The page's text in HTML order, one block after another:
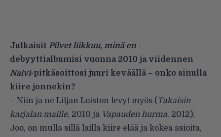
Julkaisit Pilvet liikkuu, minä en -
debyyttialbumisi vuonna 2010 ja viidennen
Naivi-pitkäsoittosi juuri keväällä – onko sinulla
kiire jonnekin?
– Niin ja ne Liljan Loiston levyt myös ( Takaisin
karjalan maille, 2010 ja Vapauden hurma, 2012).
Joo, on mulla sillä lailla kiire elää ja kokea asioita,